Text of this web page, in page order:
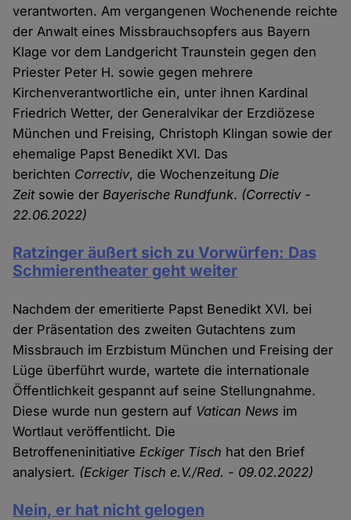
verantworten. Am vergangenen Wochenende reichte
der Anwalt eines Missbrauchsopfers aus Bayern
Klage vor dem Landgericht Traunstein gegen den
Priester Peter H. sowie gegen mehrere
Kirchenverantwortliche ein, unter ihnen Kardinal
Friedrich Wetter, der Generalvikar der Erzdiözese
München und Freising, Christoph Klingan sowie der
ehemalige Papst Benedikt XVI. Das
berichten Correctiv, die WochenzeitungDie
Zeit sowie derBayerische Rundfunk. (Correctiv -
22.06.2022)
Ratzinger äußert sich zu Vorwürfen: Das
Schmierentheater geht weiter
Nachdem der emeritierte Papst Benedikt XVI. bei
der Präsentation des zweiten Gutachtens zum
Missbrauch im Erzbistum München und Freising der
Lüge überführt wurde, wartete die internationale
Öffentlichkeit gespannt auf seine Stellungnahme.
Diese wurde nun gestern auf Vatican News im
Wortlaut veröffentlicht. Die
BetroffeneninitiativeEckiger Tisch hat den Brief
analysiert. (Eckiger Tisch e.V./Red. - 09.02.2022)
Nein, er hat nicht gelogen